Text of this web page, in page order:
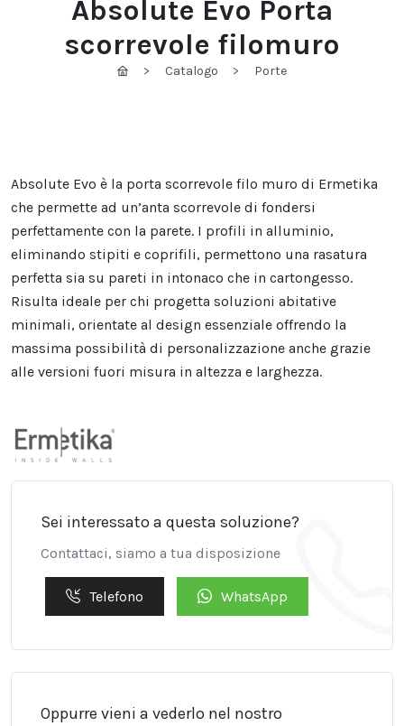
Absolute Evo Porta
scorrevole filomuro
Catalogo Porte
Absolute Evo è la porta scorrevole filo muro di Ermetika
che permette ad un’anta scorrevole di fondersi
perfettamente con la parete. I profili in alluminio,
eliminando stipiti e coprifili, permettono una rasatura
perfetta sia su pareti in intonaco che in cartongesso.
Risulta ideale per chi progetta soluzioni abitative
minimali, orientate al design essenziale offrendo la
massima possibilità di personalizzazione anche grazie
alle versioni fuori misura in altezza e larghezza.
Sei interessato a questa soluzione?
Contattaci, siamo a tua disposizione
Telefono WhatsApp
Oppurre vieni a vederlo nel nostro